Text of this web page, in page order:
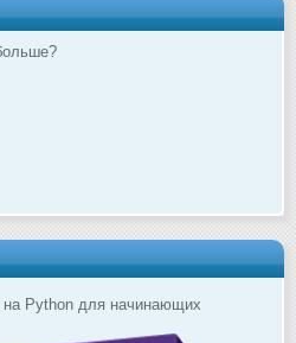
на Python для начинающих